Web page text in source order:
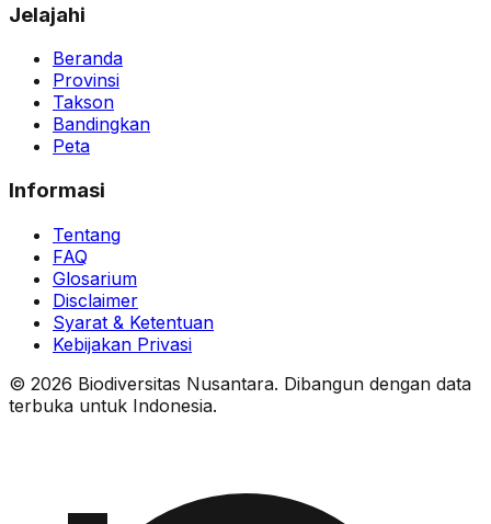
Jelajahi
Beranda
Provinsi
Takson
Bandingkan
Peta
Informasi
Tentang
FAQ
Glosarium
Disclaimer
Syarat & Ketentuan
Kebijakan Privasi
© 2026 Biodiversitas Nusantara. Dibangun dengan data
terbuka untuk Indonesia.